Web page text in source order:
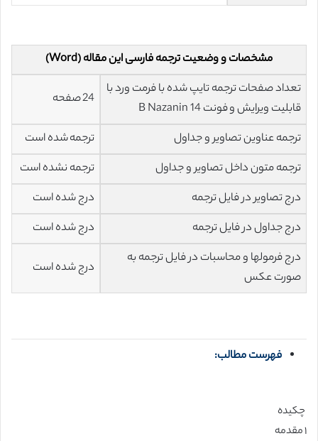
مشخصات و وضعیت ترجمه فارسی این مقاله (Word)
تعداد صفحات ترجمه تایپ شده با فرمت ورد با
قابلیت ویرایش و فونت 14 B Nazanin
24 صفحه
ترجمه عناوین تصاویر و جداول
ترجمه شده است
ترجمه متون داخل تصاویر و جداول
ترجمه نشده است
درج تصاویر در فایل ترجمه
درج شده است
درج جداول در فایل ترجمه
درج شده است
درج فرمولها و محاسبات در فایل ترجمه به
صورت عکس
درج شده است
فهرست مطالب:
چکیده
۱ مقدمه